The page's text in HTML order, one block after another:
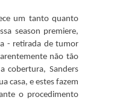
um tanto quanto
season premiere,
- retirada de tumor
não tão
cobertura, Sanders
casa, e estes fazem
o procedimento